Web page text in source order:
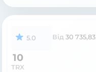
5.0 Від 30 735,83
10
TRX